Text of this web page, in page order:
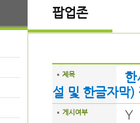
팝업존
제목
한
설 및 한글자막)
게시여부 Y